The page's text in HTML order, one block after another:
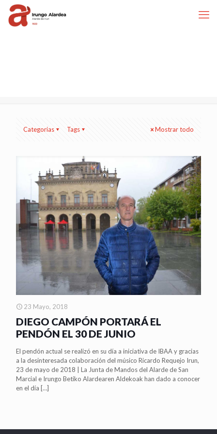
Categorias Tags Mostrar todo
23 Mayo, 2018
DIEGO CAMPÓN PORTARÁ EL
PENDÓN EL 30 DE JUNIO
El pendón actual se realizó en su día a iniciativa de IBAA y gracias
a la desinteresada colaboración del músico Ricardo Requejo Irun,
23 de mayo de 2018 | La Junta de Mandos del Alarde de San
Marcial e Irungo Betiko Alardearen Aldekoak han dado a conocer
en el día […]